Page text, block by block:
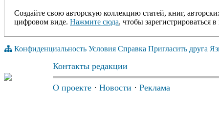
Создайте свою авторскую коллекцию статей, книг,
цифровом виде. Нажмите сюда, чтобы зарегистрироваться в
Конфиденциальность Условия Справка Пригласить друга
Контакты редакции
О проекте · Новости · Реклама